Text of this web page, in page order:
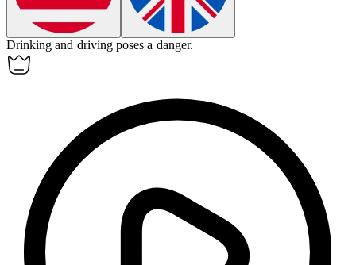
Drinking and driving poses a danger.